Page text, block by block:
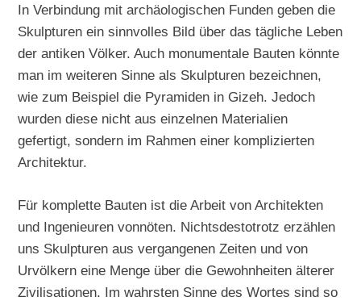
In Verbindung mit archäologischen Funden geben die
Skulpturen ein sinnvolles Bild über das tägliche Leben
der antiken Völker. Auch monumentale Bauten könnte
man im weiteren Sinne als Skulpturen bezeichnen,
wie zum Beispiel die Pyramiden in Gizeh. Jedoch
wurden diese nicht aus einzelnen Materialien
gefertigt, sondern im Rahmen einer komplizierten
Architektur.
Für komplette Bauten ist die Arbeit von Architekten
und Ingenieuren vonnöten. Nichtsdestotrotz erzählen
uns Skulpturen aus vergangenen Zeiten und von
Urvölkern eine Menge über die Gewohnheiten älterer
Zivilisationen. Im wahrsten Sinne des Wortes sind so